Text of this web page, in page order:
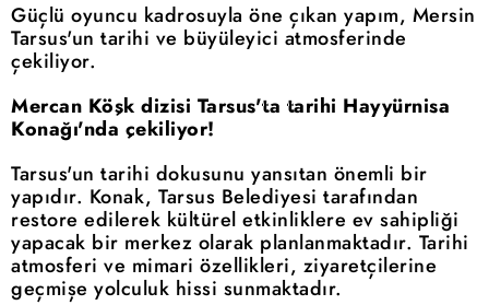
Güçlü oyuncu kadrosuyla öne çıkan yapım, Mersin
Tarsus'un tarihi ve büyüleyici atmosferinde
çekiliyor.
Mercan Köşk dizisi Tarsus'ta tarihi Hayyürnisa
Konağı'nda çekiliyor!
Tarsus'un tarihi dokusunu yansıtan önemli bir
yapıdır. Konak, Tarsus Belediyesi tarafından
restore edilerek kültürel etkinliklere ev sahipliği
yapacak bir merkez olarak planlanmaktadır. Tarihi
atmosferi ve mimari özellikleri, ziyaretçilerine
geçmişe yolculuk hissi sunmaktadır.